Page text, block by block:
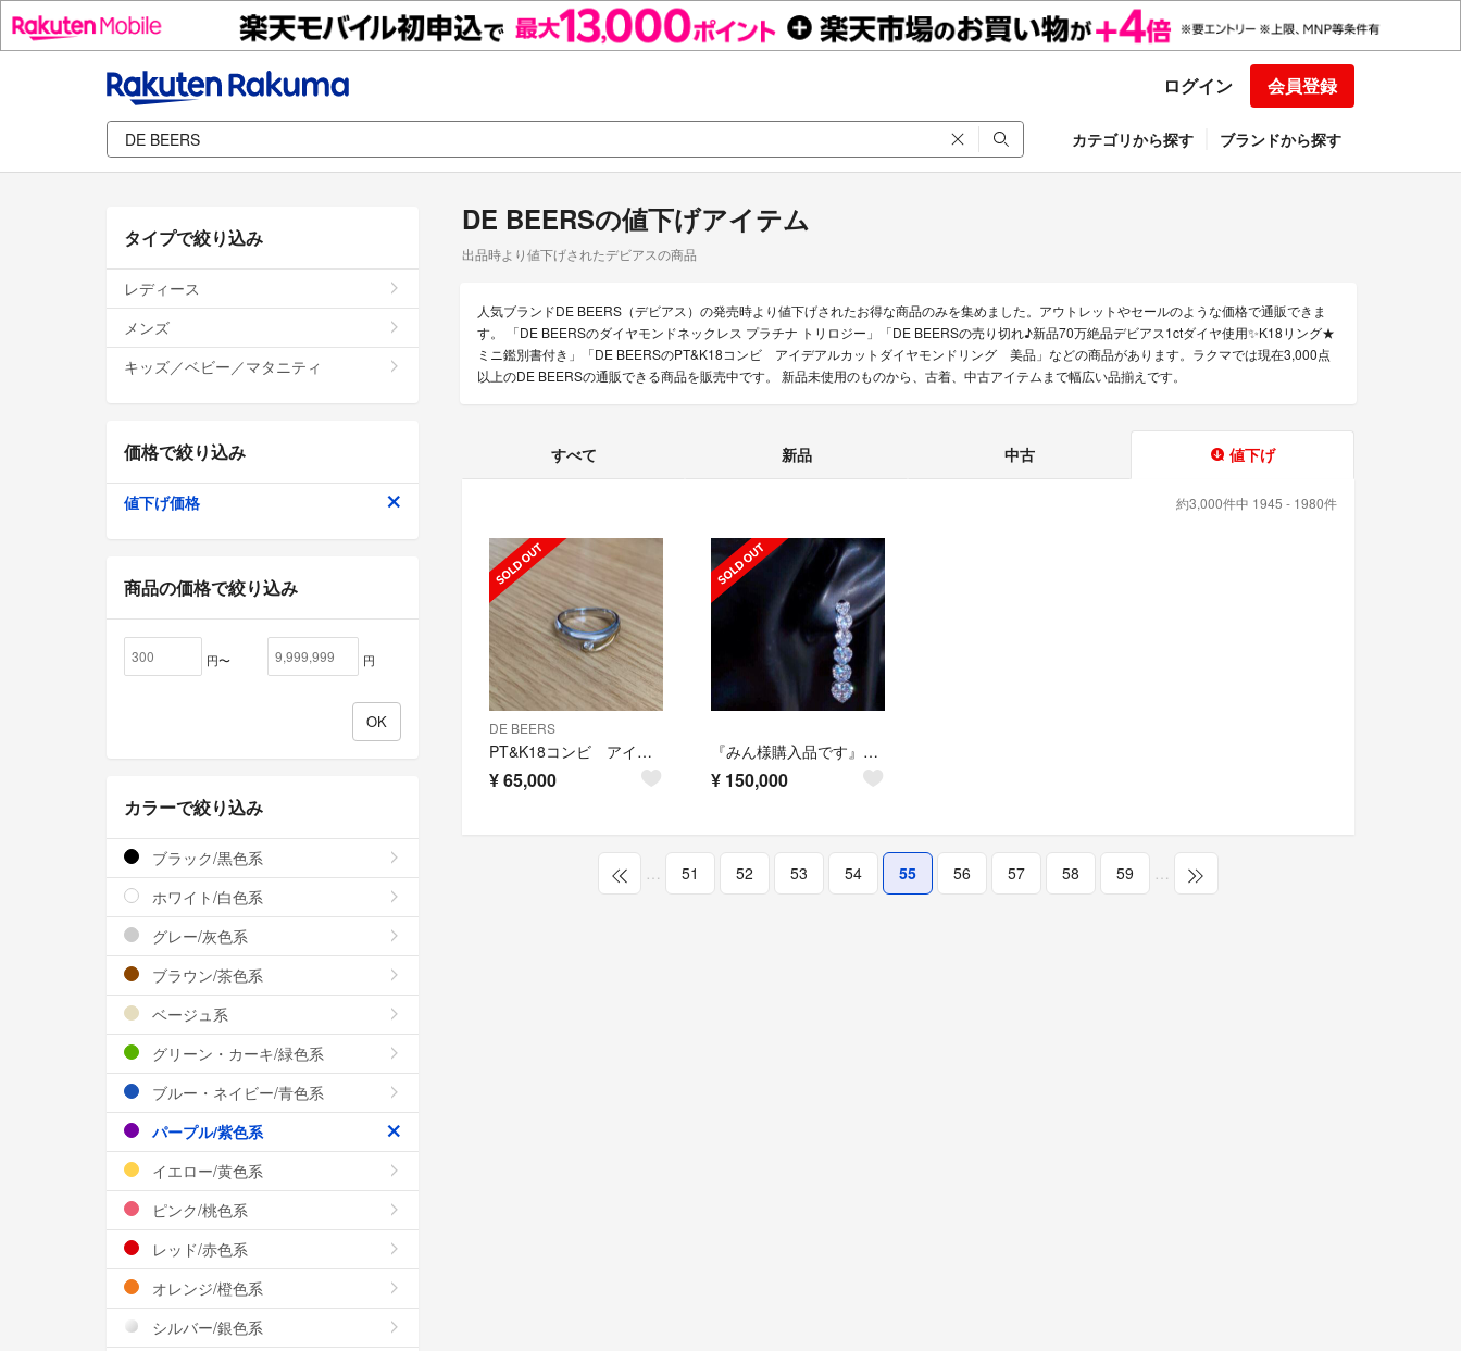
ログイン 会員登録
カテゴリから探す ブランドから探す
DE BEERSの値下げアイテム
出品時より値下げされたデビアスの商品
人気ブランドDE BEERS（デビアス）の発売時より値下げされたお得な商品のみを集めました。アウトレットやセールのような価格で通販できま
す。 「DE BEERSのダイヤモンドネックレス プラチナ トリロジー」「DE BEERSの売り切れ♪新品70万絶品デビアス1ctダイヤ使用✨K18リング★
ミニ鑑別書付き」「DE BEERSのPT&K18コンビ アイデアルカットダイヤモンドリング 美品」などの商品があります。ラクマでは現在3,000点
以上のDE BEERSの通販できる商品を販売中です。 新品未使用のものから、古着、中古アイテムまで幅広い品揃えです。
すべて 新品 中古 値下げ
約3,000件中 1945 - 1980件
DE BEERS
PT&K18コンビ アイデアルカットダイヤモンドリング 美品
¥65,000
『みん様購入品です』 2ct ダイヤモンドのゴージャスピアス！
¥ 150,000
… 51 52 53 54 55 56 57 58 59 …
タイプで絞り込み
レディース
メンズ
キッズ／ベビー／マタニティ
価格で絞り込み
値下げ価格
商品の価格で絞り込み
円〜 円
カラーで絞り込み
ブラック/黒色系
ホワイト/白色系
グレー/灰色系
ブラウン/茶色系
ベージュ系
グリーン・カーキ/緑色系
ブルー・ネイビー/青色系
パープル/紫色系
イエロー/黄色系
ピンク/桃色系
レッド/赤色系
オレンジ/橙色系
シルバー/銀色系